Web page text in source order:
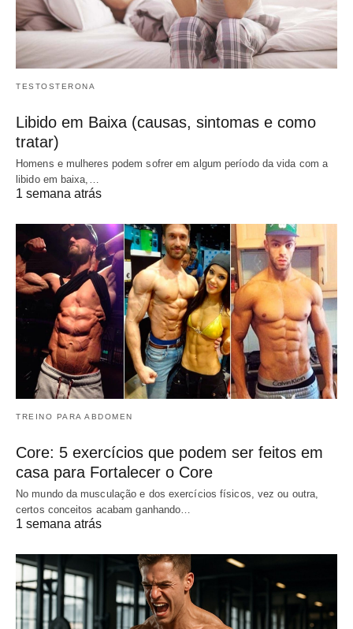
TESTOSTERONA
Libido em Baixa (causas, sintomas e como
tratar)
Homens e mulheres podem sofrer em algum período da vida com a
libido em baixa,…
1 semana atrás
TREINO PARA ABDOMEN
Core: 5 exercícios que podem ser feitos em
casa para Fortalecer o Core
No mundo da musculação e dos exercícios físicos, vez ou outra,
certos conceitos acabam ganhando…
1 semana atrás